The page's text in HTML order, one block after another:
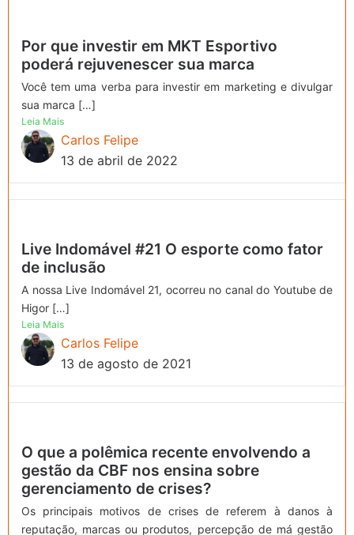
Por que investir em MKT Esportivo
poderá rejuvenescer sua marca
Você tem uma verba para investir em marketing e divulgar
sua marca […]
Leia Mais
Carlos Felipe
13 de abril de 2022
Live Indomável #21 O esporte como fator
de inclusão
A nossa Live Indomável 21, ocorreu no canal do Youtube de
Higor […]
Leia Mais
Carlos Felipe
13 de agosto de 2021
O que a polêmica recente envolvendo a
gestão da CBF nos ensina sobre
gerenciamento de crises?
Os principais motivos de crises de referem à danos à
reputação, marcas ou produtos, percepção de má gestão